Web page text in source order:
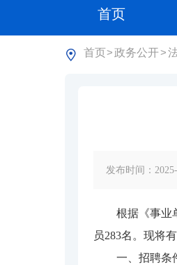
首页
首页>政务公开>
发布时间：
根据《事业
员283名。现将
一、招聘条